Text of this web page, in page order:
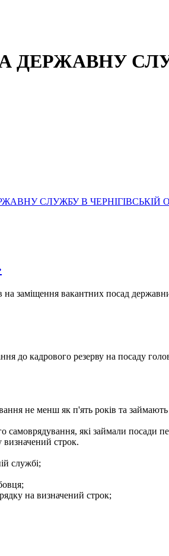
СЛУЖБУ В ЧЕРНІГІВСЬКІЙ
на заміщення вакантних посад
до кадрового резерву на посаду
не менш як п'ять років та
які займали посади
визначений строк.
службі;
на визначений строк;